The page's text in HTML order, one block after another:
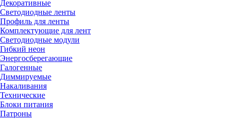
Декоративные
Светодиодные ленты
Профиль для ленты
Комплектующие для лент
Светодиодные модули
Гибкий неон
Энергосберегающие
Галогенные
Диммируемые
Накаливания
Технические
Блоки питания
Патроны